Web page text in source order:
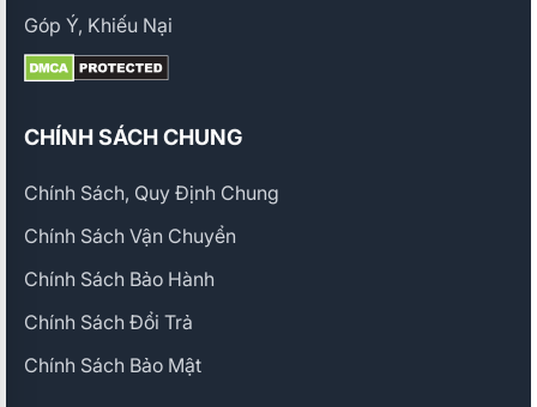
Góp Ý, Khiếu Nại
CHÍNH SÁCH CHUNG
Chính Sách, Quy Định Chung
Chính Sách Vận Chuyển
Chính Sách Bảo Hành
Chính Sách Đổi Trả
Chính Sách Bảo Mật